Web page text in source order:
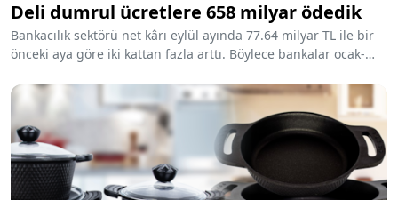
Deli dumrul ücretlere 658 milyar ödedik
Bankacılık sektörü net kârı eylül ayında 77.64 milyar TL ile bir
önceki aya göre iki kattan fazla arttı. Böylece bankalar ocak-